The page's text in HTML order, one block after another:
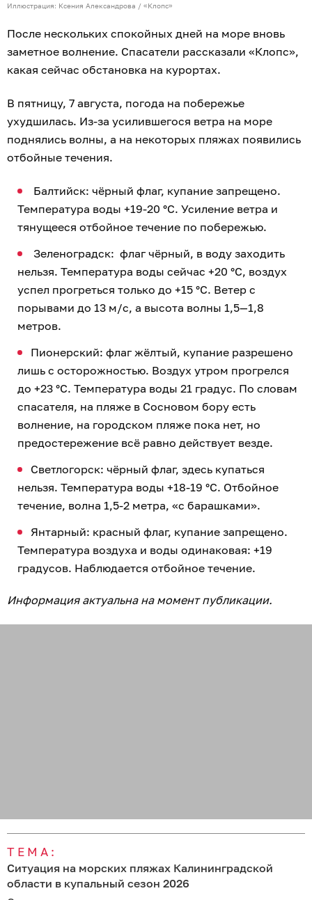
Иллюстрация: Ксения Александрова / «Клопс»
После нескольких спокойных дней на море вновь
заметное волнение. Спасатели рассказали «Клопс»,
какая сейчас обстановка на курортах.
В пятницу, 7 августа, погода на побережье
ухудшилась. Из-за усилившегося ветра на море
поднялись волны, а на некоторых пляжах появились
отбойные течения.
Балтийск: чёрный флаг, купание запрещено.
Температура воды +19-20 °C. Усиление ветра и
тянущееся отбойное течение по побережью.
Зеленоградск: флаг чёрный, в воду заходить
нельзя. Температура воды сейчас +20 °C, воздух
успел прогреться только до +15 °C. Ветер с
порывами до 13 м/с, а высота волны 1,5—1,8
метров.
Пионерский: флаг жёлтый, купание разрешено
лишь с осторожностью. Воздух утром прогрелся
до +23 °C. Температура воды 21 градус. По словам
спасателя, на пляже в Сосновом бору есть
волнение, на городском пляже пока нет, но
предостережение всё равно действует везде.
Светлогорск: чёрный флаг, здесь купаться
нельзя. Температура воды +18-19 °C. Отбойное
течение, волна 1,5-2 метра, «с барашками».
Янтарный: красный флаг, купание запрещено.
Температура воздуха и воды одинаковая: +19
градусов. Наблюдается отбойное течение.
Информация актуальна на момент публикации.
ТЕМА:
Ситуация на морских пляжах Калининградской
области в купальный сезон 2026